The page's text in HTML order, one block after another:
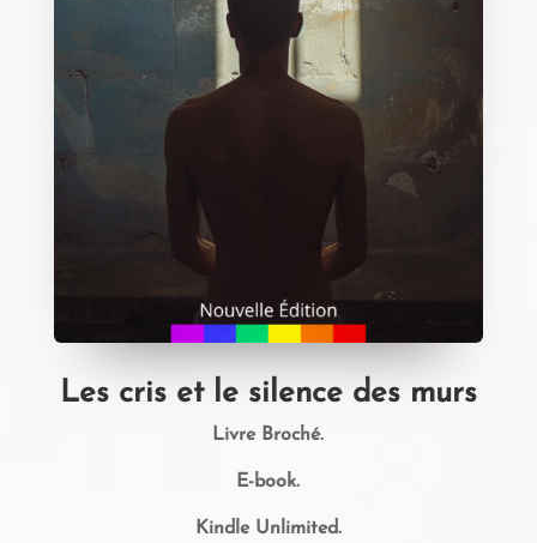
Les cris et le silence des murs
Livre Broché.
E-book.
Kindle Unlimited.